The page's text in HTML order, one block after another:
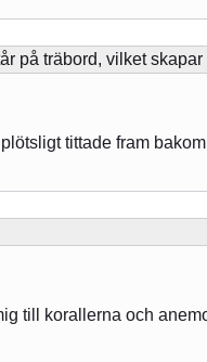
tittade fram
till korallerna och